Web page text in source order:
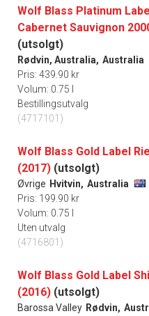
Wolf Blass Platinum
Cabernet Sauvignon
(utsolgt)
Rødvin, Australia, Australia
Pris: 439.90 kr
Volum: 0.75 l
Bestillingsutvalg
(4717101)
Wolf Blass Gold Label
(2017) (utsolgt)
Øvrige Hvitvin, Australia
Pris: 199.90 kr
Volum: 0.75 l
Uten utvalg
(4716801)
Wolf Blass Gold Label
(2016) (utsolgt)
Barossa Valley Rødvin,